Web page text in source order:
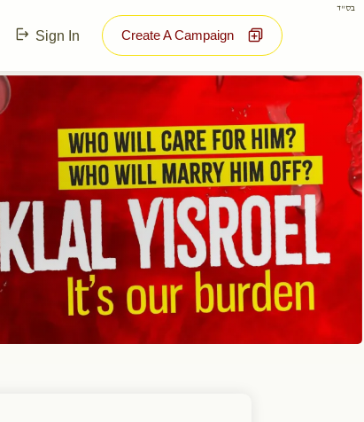
בס"ד
Sign In Create A Campaign